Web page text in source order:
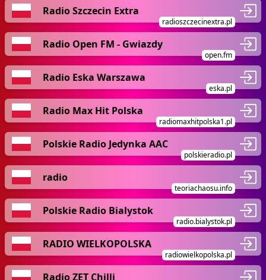
Radio Szczecin Extra
radioszczecinextra.pl
Radio Open FM - Gwiazdy
open.fm
Radio Eska Warszawa
eska.pl
Radio Max Hit Polska
radiomaxhitpolska1.pl
Polskie Radio Jedynka AAC
polskieradio.pl
radio
teoriachaosu.info
Polskie Radio Bialystok
radio.bialystok.pl
RADIO WIELKOPOLSKA
radiowielkopolska.pl
Radio ZET Chilli